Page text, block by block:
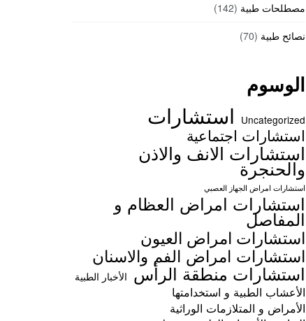
مصطلحات طبية (142)
نصائح طبية (70)
الوسوم
Uncategorized استشارات
استشارات اجتماعية
استشارات الانف والاذن
والحنجرة
استشارات امراض الجهاز العصبي
استشارات امراض العظام و
المفاصل
استشارات امراض العيون
استشارات امراض الفم والاسنان
استشارات منطقة الرأس الأخبار الطبية
الأعشاب الطبية و استخدامتها
الأمراض و المتلازمات الوراثية